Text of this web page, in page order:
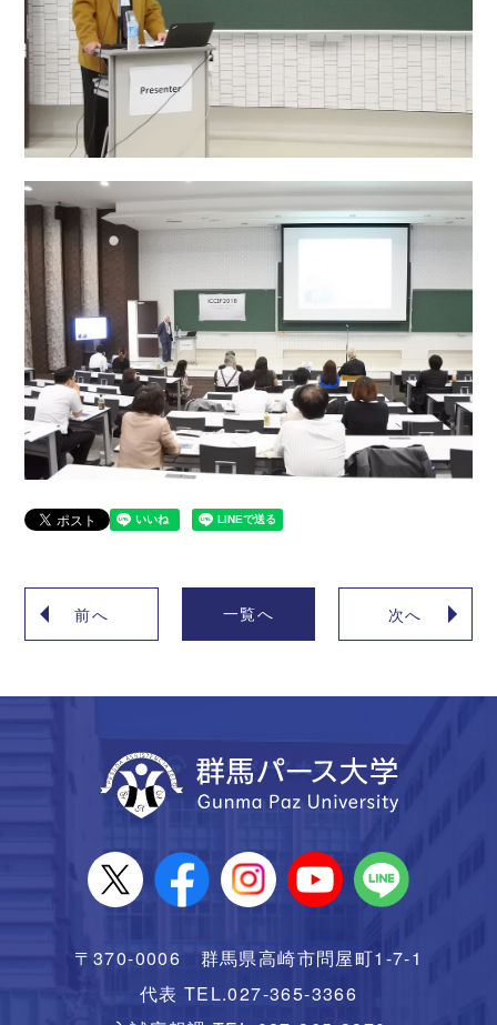
前へ 一覧へ 次へ
〒370-0006 群馬県高崎市問屋町1-7-1
代表 TEL.027-365-3366